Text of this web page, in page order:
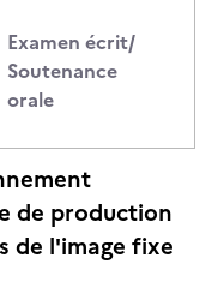
Examen écrit/
Soutenance
orale
de production
de l'image fixe